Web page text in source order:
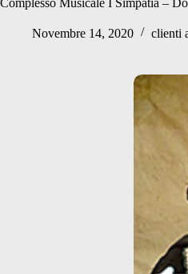
Complesso Musicale I Simpatia –
Novembre 14, 2020 clienti